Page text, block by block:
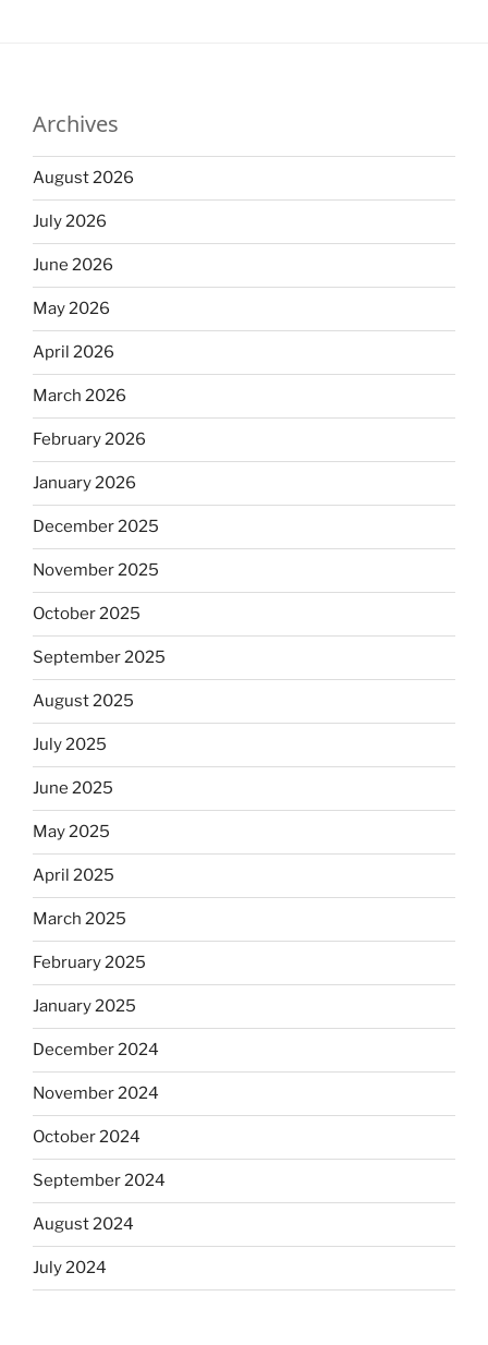
Archives
August 2026
July 2026
June 2026
May 2026
April 2026
March 2026
February 2026
January 2026
December 2025
November 2025
October 2025
September 2025
August 2025
July 2025
June 2025
May 2025
April 2025
March 2025
February 2025
January 2025
December 2024
November 2024
October 2024
September 2024
August 2024
July 2024